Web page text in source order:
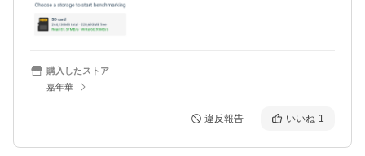
購入したストア
嘉年華
違反報告 いいね 1